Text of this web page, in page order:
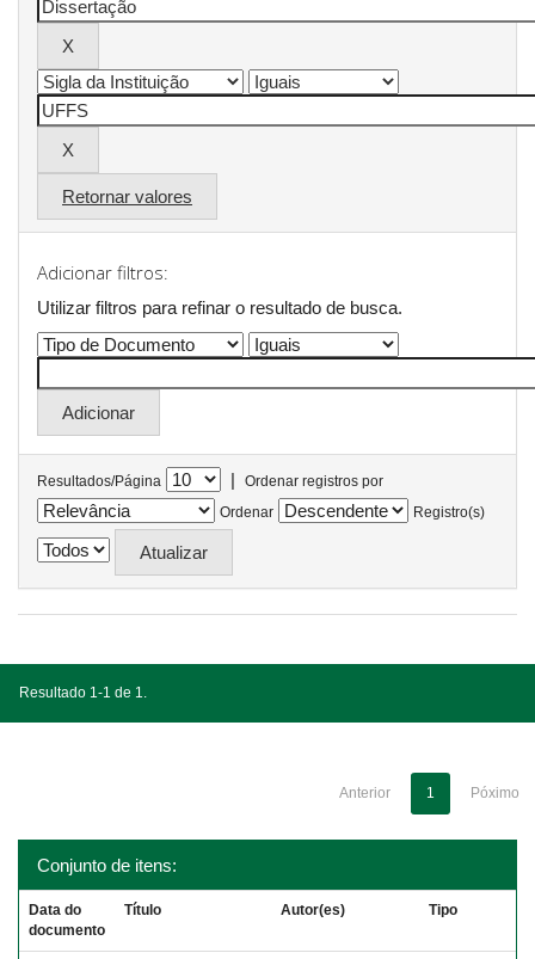
Retornar valores
Adicionar filtros:
Utilizar filtros para refinar o resultado de busca.
Resultados/Página |
Ordenar registros por
Ordenar
Registro(s)
Resultado 1-1 de 1.
Anterior 1 Póximo
Conjunto de itens:
Data do
documento
Título Autor(es) Tipo